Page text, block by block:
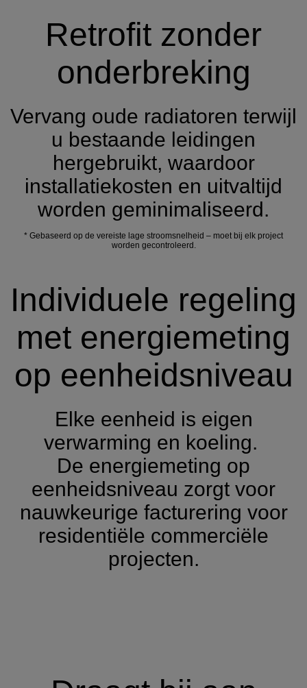
Retrofit zonder
onderbreking
Vervang oude radiatoren terwijl
u bestaande leidingen
hergebruikt, waardoor
installatiekosten en uitvaltijd
worden geminimaliseerd.
* Gebaseerd op de vereiste lage stroomsnelheid – moet bij elk project
worden gecontroleerd.
Individuele regeling
met energiemeting
op eenheidsniveau
Elke eenheid is eigen
verwarming en koeling.
De energiemeting op
eenheidsniveau zorgt voor
nauwkeurige facturering voor
residentiële commerciële
projecten.